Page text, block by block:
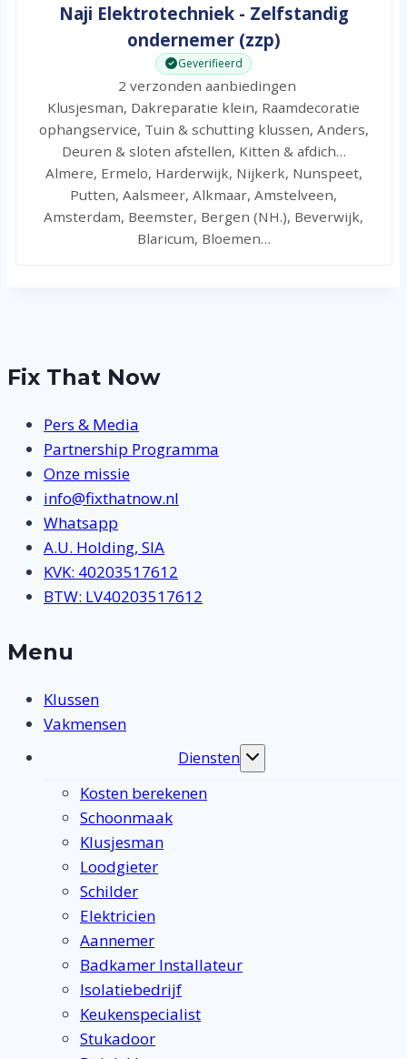
Naji Elektrotechniek - Zelfstandig
ondernemer (zzp)
Geverifieerd
2 verzonden aanbiedingen
Klusjesman, Dakreparatie klein, Raamdecoratie
ophangservice, Tuin & schutting klussen, Anders,
Deuren & sloten afstellen, Kitten & afdich…
Almere, Ermelo, Harderwijk, Nijkerk, Nunspeet,
Putten, Aalsmeer, Alkmaar, Amstelveen,
Amsterdam, Beemster, Bergen (NH.), Beverwijk,
Blaricum, Bloemen…
Fix That Now
Pers & Media
Partnership Programma
Onze missie
info@fixthatnow.nl
Whatsapp
A.U. Holding, SIA
KVK: 40203517612
BTW: LV40203517612
Menu
Klussen
Vakmensen
Diensten
Toggle
submenu
Kosten berekenen
Schoonmaak
Klusjesman
Loodgieter
Schilder
Elektricien
Aannemer
Badkamer Installateur
Isolatiebedrijf
Keukenspecialist
Stukadoor